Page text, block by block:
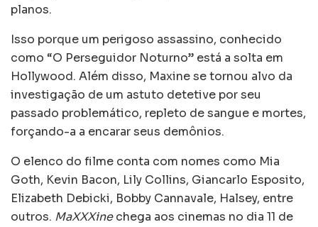
planos.
Isso porque um perigoso assassino, conhecido
como “O Perseguidor Noturno” está a solta em
Hollywood. Além disso, Maxine se tornou alvo da
investigação de um astuto detetive por seu
passado problemático, repleto de sangue e mortes,
forçando-a a encarar seus demônios.
O elenco do filme conta com nomes como Mia
Goth, Kevin Bacon, Lily Collins, Giancarlo Esposito,
Elizabeth Debicki, Bobby Cannavale, Halsey, entre
outros. MaXXXinechega aos cinemas no dia 11 de